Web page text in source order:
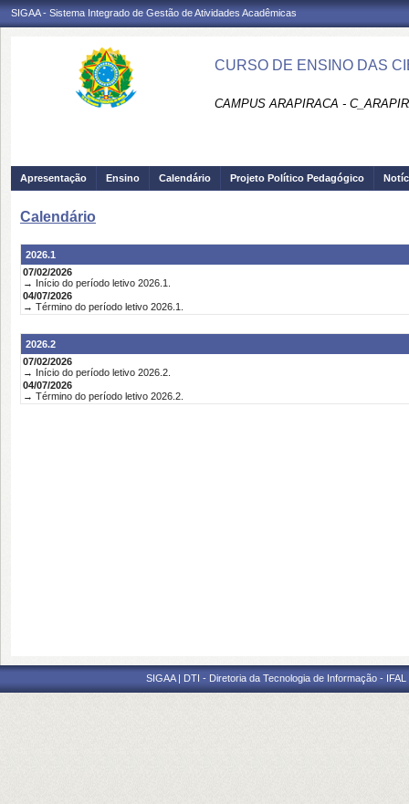
SIGAA - Sistema Integrado de Gestão de Atividades Acadêmicas
CURSO DE ENSINO DAS
CAMPUS ARAPIRACA -
Apresentação Ensino Calendário Projeto Político Pedagógico
Calendário
2026.1
07/02/2026
→ Início do período letivo 2026.1.
04/07/2026
→ Término do período letivo 2026.1.
2026.2
07/02/2026
→ Início do período letivo 2026.2.
04/07/2026
→ Término do período letivo 2026.2.
SIGAA | DTI - Diretoria da Tecnologia de Informação -